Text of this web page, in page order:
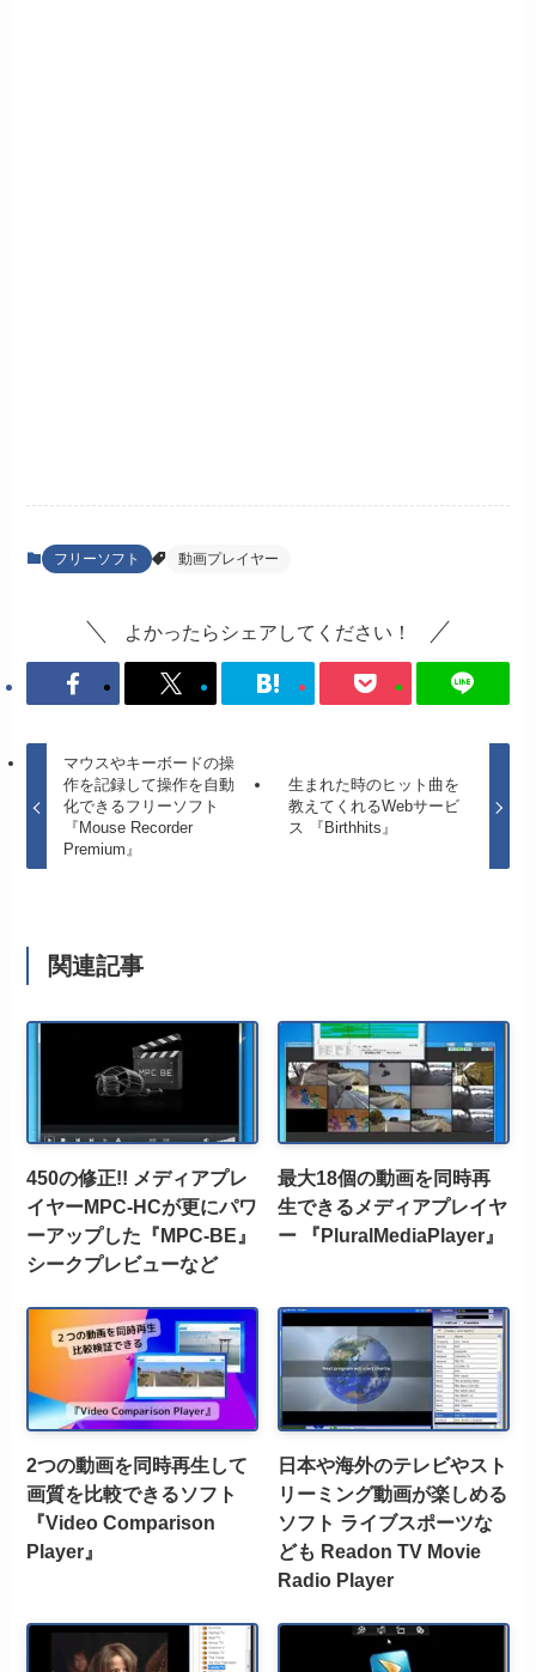
フリーソフト 動画プレイヤー
よかったらシェアしてください！
マウスやキーボードの操
作を記録して操作を自動
化できるフリーソフト
『Mouse Recorder
Premium』
生まれた時のヒット曲を
教えてくれるWebサービ
ス 『Birthhits』
関連記事
450の修正!! メディアプレ
イヤーMPC-HCが更にパワ
ーアップした『MPC-BE』
シークプレビューなど
最大18個の動画を同時再
生できるメディアプレイヤ
ー 『PluralMediaPlayer』
2つの動画を同時再生して
画質を比較できるソフト
『Video Comparison
Player』
日本や海外のテレビやスト
リーミング動画が楽しめる
ソフト ライブスポーツな
ども Readon TV Movie
Radio Player